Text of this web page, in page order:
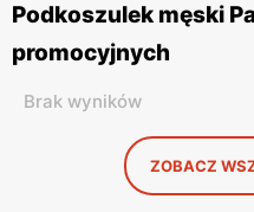
Podkoszulek męski
promocyjnych
Brak wyników
ZOBACZ